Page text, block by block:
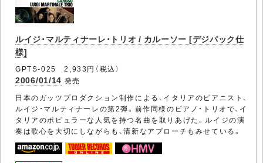
ルイジ・マルティナーレ・トリオ / カルーソー [デジパック仕
様]
GPTS-025 2,933円（税込）
2006/01/14 発売
日本のガッツプロダクション制作による、イタリアのピアニスト、
ルイジ・マルティナーレの第2弾。前作同様のピアノ・トリオで、イ
タリアのポピュラーな人気を持つ名曲を取りあげた。ルイジの演
奏は歌心を大切にしながらも、清新なアプローチもみせている。